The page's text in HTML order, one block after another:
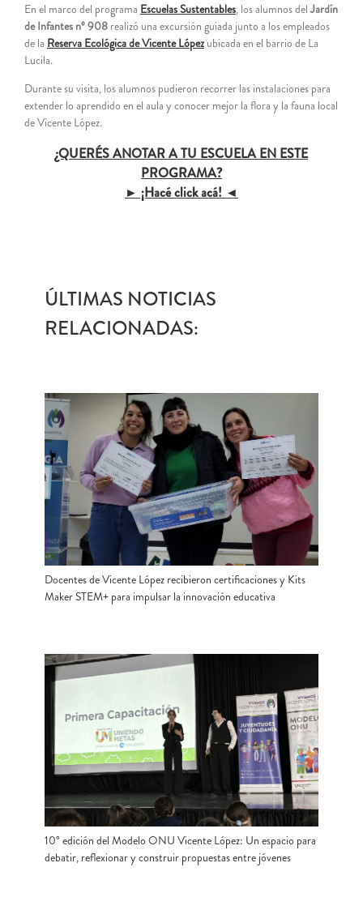
En el marco del programa Escuelas Sustentables, los alumnos delJardín
de Infantes nº 908 realizó una excursión guiada junto a los empleados
de la Reserva Ecológica de Vicente López ubicada en el barrio de La
Lucila.
Durante su visita, los alumnos pudieron recorrer las instalaciones para
extender lo aprendido en el aula y conocer mejor la flora y la fauna local
de Vicente López.
¿QUERÉS ANOTAR A TU ESCUELA EN ESTE
PROGRAMA?
► ¡Hacé click acá! ◄
ÚLTIMAS NOTICIAS
RELACIONADAS:
Docentes de Vicente López recibieron certificaciones y Kits
Maker STEM+ para impulsar la innovación educativa
10° edición del Modelo ONU Vicente López: Un espacio para
debatir, reflexionar y construir propuestas entre jóvenes